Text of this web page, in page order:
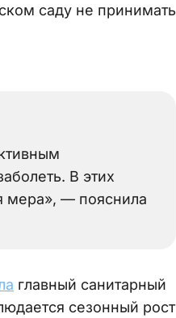
саду не принимать
В этих
мера», — пояснила
главный санитарный
сезонный рост